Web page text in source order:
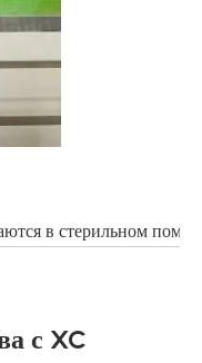
в стерильном
с XC